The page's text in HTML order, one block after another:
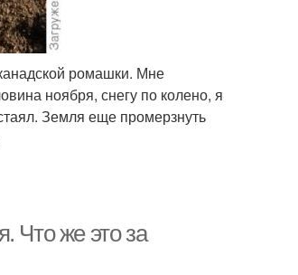
ромашки. Мне
ноября, снегу по колено, я
Земля еще промерзнуть
Что же это за